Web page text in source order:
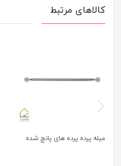
کالاهای مرتبط
میله پرده پرده های پانچ شده
previus